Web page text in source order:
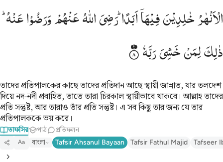
الْاَنْهٰرُخٰلِدِیْنَفِیْهَاۤاَبَدًا ؕرَضِیَاللّٰهُعَنْهُمْوَرَضُوْاعَنْهُ ؕ
ذٰلِكَلِمَنْخَشِیَرَبَّهٗ
তাদের প্রতিপালকের কাছে তাদের প্রতিদান আছে স্থায়ী জান্নাত, যার তলদেশ
দিয়ে নদ-নদী প্রবাহিত, তাতে তারা চিরকাল স্থায়ীভাবে থাকবে। আল্লাহ তাদের
প্রতি সন্তুষ্ট, আর তারাও তাঁর প্রতি সন্তুষ্ট। এ সব কিছু তার জন্য যে তার
প্রতিপালককে ভয় করে।
তাফসির পাঠ প্রতিফলন
Aa বাংলা Tafsir Ahsanul Bayaan Tafsir Fathul Majid Tafseer